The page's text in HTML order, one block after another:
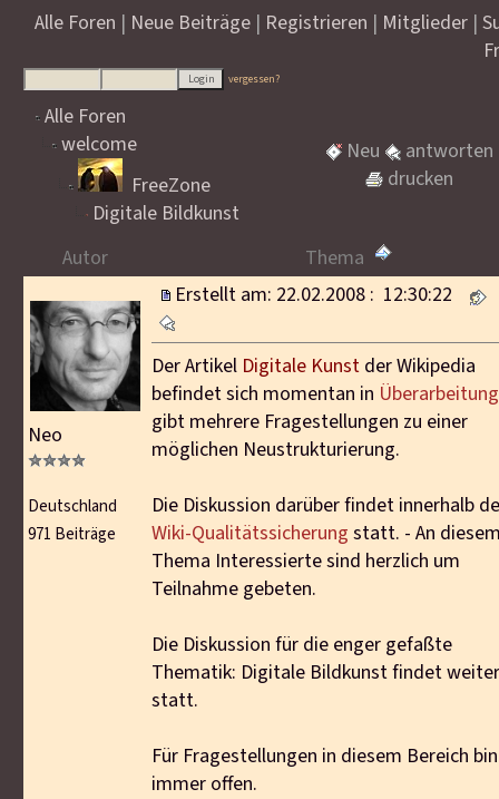
Alle Foren | Neue Beiträge | Registrieren | Mitglieder |
vergessen?
Alle Foren
welcome
FreeZone
Digitale Bildkunst
Neu
antworten
drucken
Autor Thema
Neo
Deutschland
971 Beiträge
Erstellt am: 22.02.2008 : 12:30:22
Der Artikel Digitale Kunstder Wikipedia
befindet sich momentan in Überarbeitung
gibt mehrere Fragestellungen zu einer
möglichen Neustrukturierung.
Die Diskussion darüber findet innerhalb
Wiki-Qualitätssicherung statt. - An
Thema Interessierte sind herzlich um
Teilnahme gebeten.
Die Diskussion für die enger gefaßte
Thematik: Digitale Bildkunst findet
statt.
Für Fragestellungen in diesem Bereich
immer offen.